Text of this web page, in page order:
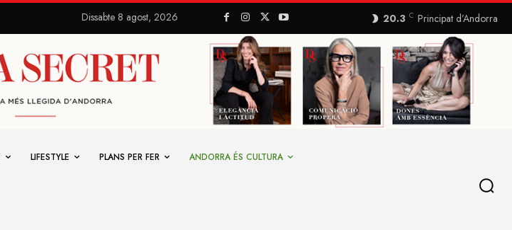
Dissabte 8 agost, 2026 20.3 C Principat d’Andorra
LIFESTYLE PLANS PER FER ANDORRA ÉS CULTURA